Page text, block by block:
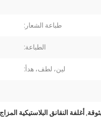
طباعة الشعار:
الطباعة:
لين، لطف، هدأ:
, أغلفة النقانق البلاستيكية